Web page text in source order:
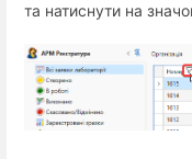
та натиснути на